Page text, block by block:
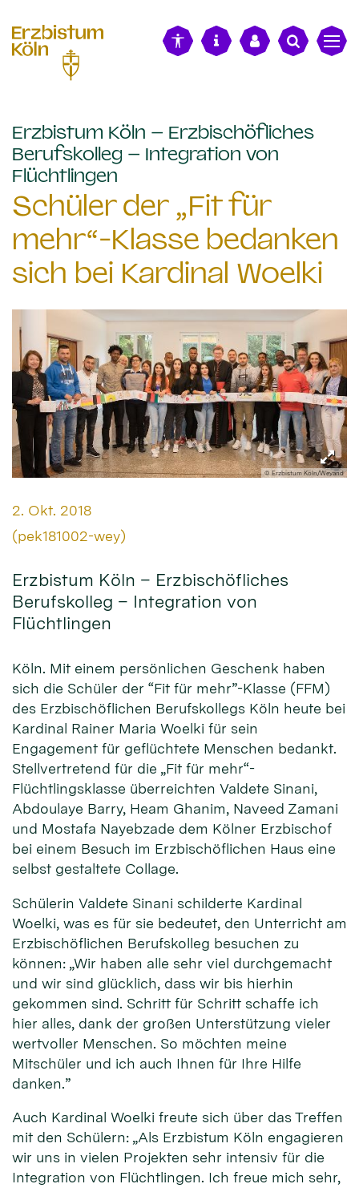
Erzbistum Köln – Erzbischöfliches
Berufskolleg – Integration von
Flüchtlingen
Schüler der „Fit für
mehr“-Klasse bedanken
sich bei Kardinal Woelki
© Erzbistum Köln/Weyand
Datum:
2. Okt. 2018
Von:
(pek181002-wey)
Erzbistum Köln – Erzbischöfliches
Berufskolleg – Integration von
Flüchtlingen
Köln. Mit einem persönlichen Geschenk haben
sich die Schüler der “Fit für mehr”-Klasse (FFM)
des Erzbischöflichen Berufskollegs Köln heute bei
Kardinal Rainer Maria Woelki für sein
Engagement für geflüchtete Menschen bedankt.
Stellvertretend für die „Fit für mehr“-
Flüchtlingsklasse überreichten Valdete Sinani,
Abdoulaye Barry, Heam Ghanim, Naveed Zamani
und Mostafa Nayebzade dem Kölner Erzbischof
bei einem Besuch im Erzbischöflichen Haus eine
selbst gestaltete Collage.
Schülerin Valdete Sinani schilderte Kardinal
Woelki, was es für sie bedeutet, den Unterricht am
Erzbischöflichen Berufskolleg besuchen zu
können: „Wir haben alle sehr viel durchgemacht
und wir sind glücklich, dass wir bis hierhin
gekommen sind. Schritt für Schritt schaffe ich
hier alles, dank der großen Unterstützung vieler
wertvoller Menschen. So möchten meine
Mitschüler und ich auch Ihnen für Ihre Hilfe
danken.”
Auch Kardinal Woelki freute sich über das Treffen
mit den Schülern: „Als Erzbistum Köln engagieren
wir uns in vielen Projekten sehr intensiv für die
Integration von Flüchtlingen. Ich freue mich sehr,